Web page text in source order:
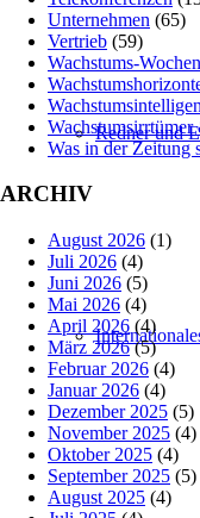
Redner und
Unternehmen (65)
Vertrieb (59)
Wachstums-
Wachstumsirrtümer
Was in der Zeitung
ARCHIV
August 2026 (1)
Juli 2026 (4)
Juni 2026 (5)
Mai 2026 (4)
April 2026 (4)
März 2026(5)
Februar 2026 (4)
Januar 2026 (4)
Dezember 2025 (5)
November 2025 (4)
Oktober 2025 (4)
September 2025 (5)
August 2025 (4)